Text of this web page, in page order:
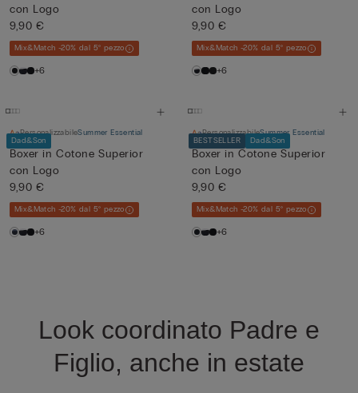
con Logo
9,90 €
Mix&Match -20% dal 5° pezzo
+6
con Logo
9,90 €
Mix&Match -20% dal 5° pezzo
+6
Dad&Son
PersonalizzabileSummer Essential
Boxer in Cotone Superior
con Logo
9,90 €
Mix&Match -20% dal 5° pezzo
+6
BESTSELLER Dad&Son
PersonalizzabileSummer Essential
Boxer in Cotone Superior
con Logo
9,90 €
Mix&Match -20% dal 5° pezzo
+6
Look coordinato Padre e
Figlio, anche in estate